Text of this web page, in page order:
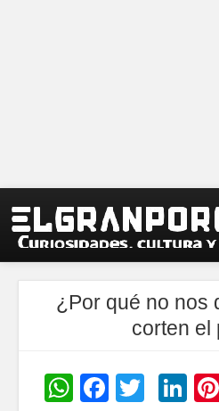
¿Por qué no nos
corten el
WhatsApp
Facebook